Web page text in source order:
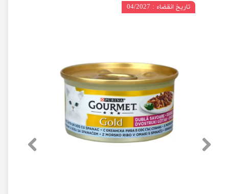
تاریخ انقضاء : 04/2027